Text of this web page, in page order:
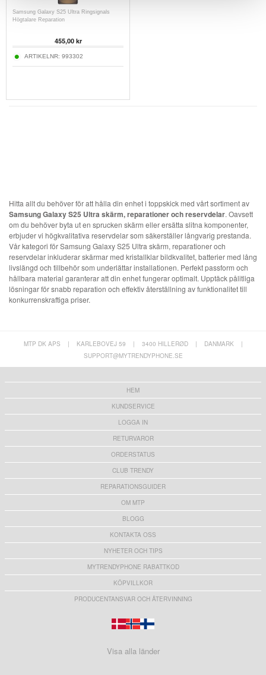
Samsung Galaxy S25 Ultra Ringsignals
Högtalare Reparation
455,00 kr
ARTIKELNR: 993302
Hitta allt du behöver för att hålla din enhet i toppskick med vårt sortiment av
Samsung Galaxy S25 Ultra skärm, reparationer och reservdelar. Oavsett
om du behöver byta ut en sprucken skärm eller ersätta slitna komponenter,
erbjuder vi högkvalitativa reservdelar som säkerställer långvarig prestanda.
Vår kategori för Samsung Galaxy S25 Ultra skärm, reparationer och
reservdelar inkluderar skärmar med kristallklar bildkvalitet, batterier med lång
livslängd och tillbehör som underlättar installationen. Perfekt passform och
hållbara material garanterar att din enhet fungerar optimalt. Upptäck pålitliga
lösningar för snabb reparation och effektiv återställning av funktionalitet till
konkurrenskraftiga priser.
MTP DK APS | KARLEBOVEJ 59 | 3400 HILLERØD | DANMARK
|
SUPPORT@MYTRENDYPHONE.SE
HEM
KUNDSERVICE
LOGGA IN
RETURVAROR
ORDERSTATUS
CLUB TRENDY
REPARATIONSGUIDER
OM MTP
BLOGG
KONTAKTA OSS
NYHETER OCH TIPS
MYTRENDYPHONE RABATTKOD
KÖPVILLKOR
PRODUCENTANSVAR OCH ÅTERVINNING
Visa alla länder